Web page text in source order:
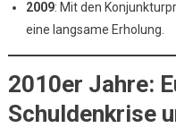
2009: Mit den
eine langsame Erholung.
2010er Jahre:
Schuldenkrise